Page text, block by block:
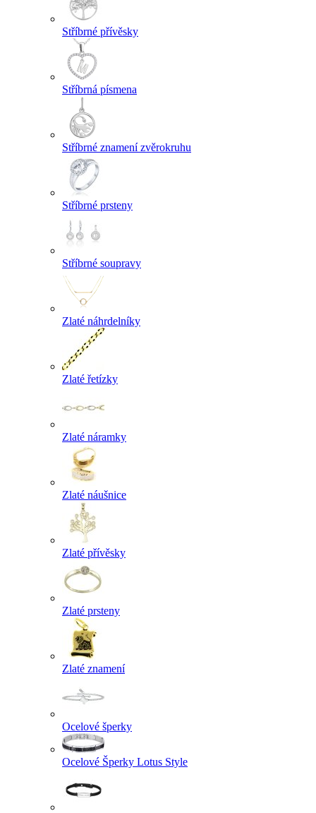
Stříbrné přívěsky
Stříbrná písmena
Stříbrné znamení zvěrokruhu
Stříbrné prsteny
Stříbrné soupravy
Zlaté náhrdelníky
Zlaté řetízky
Zlaté náramky
Zlaté náušnice
Zlaté přívěsky
Zlaté prsteny
Zlaté znamení
Ocelové šperky
Ocelové Šperky Lotus Style